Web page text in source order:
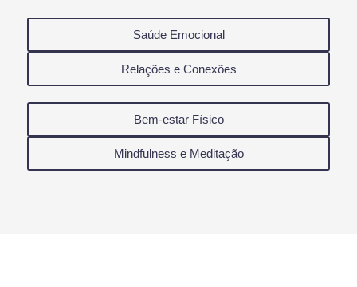
Saúde Emocional
Relações e Conexões
Bem-estar Físico
Mindfulness e Meditação